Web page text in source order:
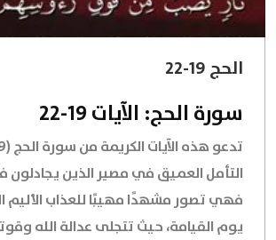
الحج 19-22
سورة الحج: الآيات 19-22
التأمل العميق في مصير الذين يجادلون
فهي تصور مشهدًا مهيبًا للعذاب الأليم
يوم القيامة، حيث تتجلى عدالة الله